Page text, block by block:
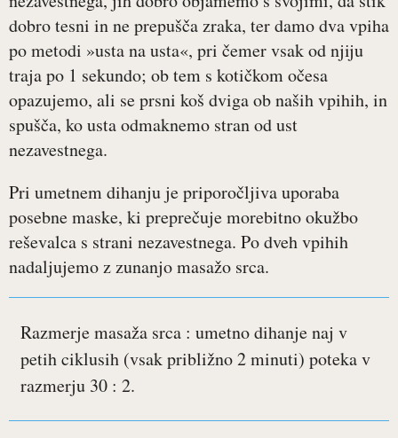
dobro tesni in ne prepušča zraka, ter damo dva vpiha
po metodi »usta na usta«, pri čemer vsak od njiju
traja po 1 sekundo; ob tem s kotičkom očesa
opazujemo, ali se prsni koš dviga ob naših vpihih, in
spušča, ko usta odmaknemo stran od ust
nezavestnega.
Pri umetnem dihanju je priporočljiva uporaba
posebne maske, ki preprečuje morebitno okužbo
reševalca s strani nezavestnega. Po dveh vpihih
nadaljujemo z zunanjo masažo srca.
Razmerje masaža srca : umetno dihanje naj v
petih ciklusih (vsak približno 2 minuti) poteka v
razmerju 30 : 2.